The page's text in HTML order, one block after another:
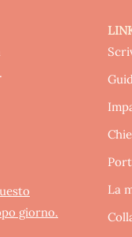
giorno.
La